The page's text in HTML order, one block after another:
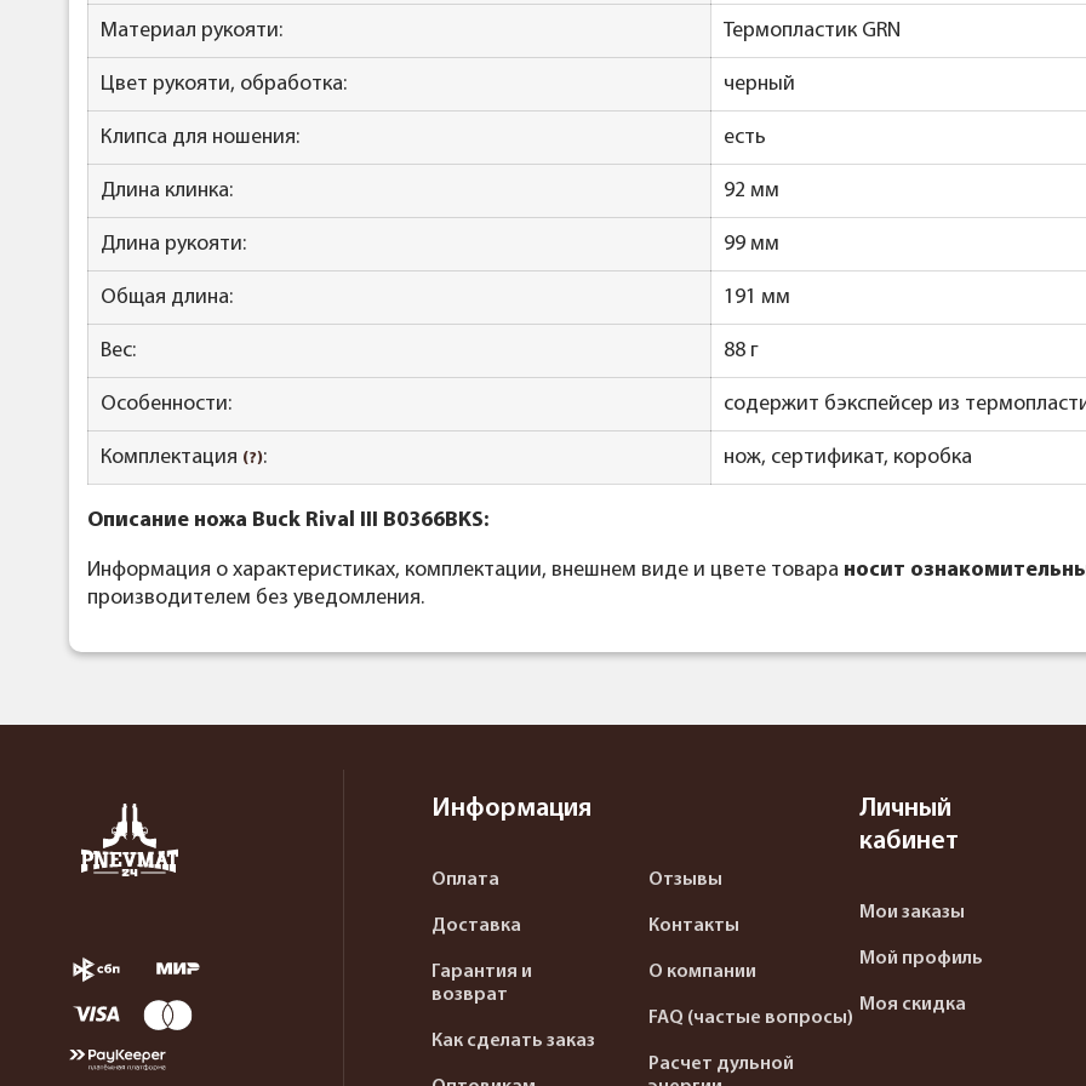
Материал рукояти: Термопластик GRN
Цвет рукояти, обработка: черный
Клипса для ношения: есть
Длина клинка: 92 мм
Длина рукояти: 99 мм
Общая длина: 191 мм
Вес: 88 г
Особенности: содержит бэкспейсер из
Комплектация (?): нож, сертификат, коробка
Описание ножа Buck Rival III B0366BKS:
Информация о характеристиках, комплектации, внешнем виде и цвете товара носит
производителем без уведомления.
Информация
Оплата
Доставка
Гарантия и
возврат
Как сделать заказ
Отзывы
Контакты
О компании
FAQ (частые вопросы)
Расчет дульной
Личный
кабинет
Мои заказы
Мой профиль
Моя скидка